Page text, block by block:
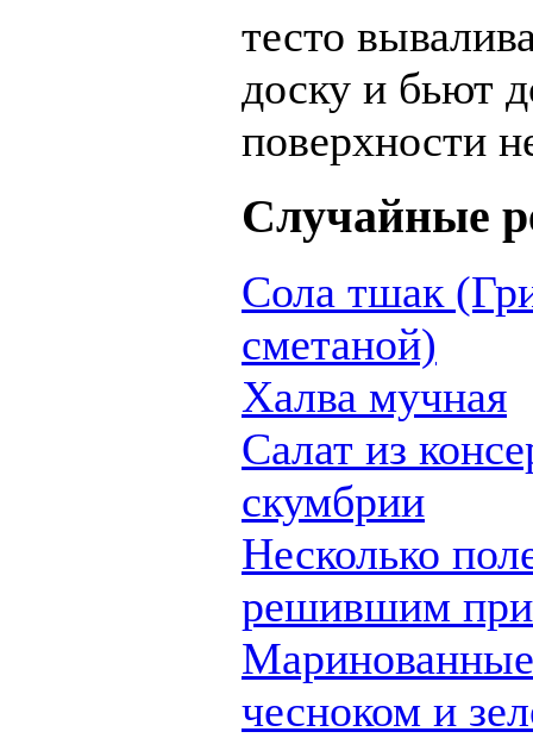
тесто
доску и бьют
поверхности
Случайные
Сола тшак
сметаной)
Халва мучная
Салат из
скумбрии
Несколько
решившим
чесноком и